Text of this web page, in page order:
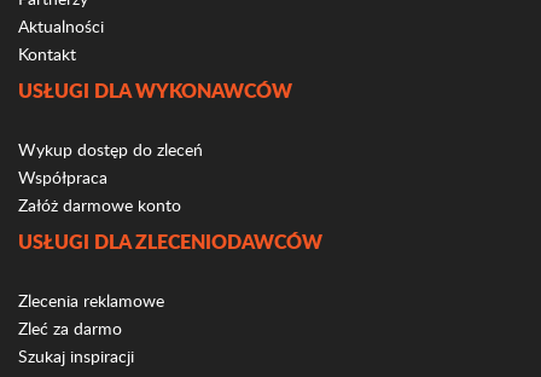
Aktualności
Kontakt
USŁUGI DLA WYKONAWCÓW
Wykup dostęp do zleceń
Współpraca
Załóż darmowe konto
USŁUGI DLA ZLECENIODAWCÓW
Zlecenia reklamowe
Zleć za darmo
Szukaj inspiracji